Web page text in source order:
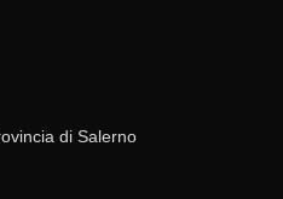
di Salerno